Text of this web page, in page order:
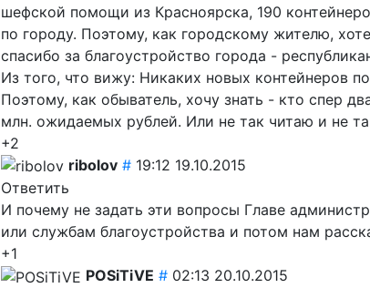
шефской помощи из Красноярска, 190
по городу. Поэтому, как городскому жителю,
спасибо за благоустройство города -
Из того, что вижу: Никаких новых контейнеров
Поэтому, как обыватель, хочу знать - кто спер
млн. ожидаемых рублей. Или не так читаю и не
+2
ribolov # 19:12 19.10.2015
Ответить
И почему не задать эти вопросы Главе
или службам благоустройства и потом нам
+1
POSiTiVE # 02:13 20.10.2015